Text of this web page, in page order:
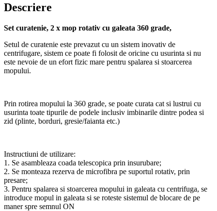
Rotative
cu
360
cu
sistem
inovativ
de
Set
de
5
Rezerve
super
absorbanta
Descriere
Set curatenie, 2 x mop rotativ cu galeata 360 grade,
Setul de curatenie este prevazut cu un sistem inovativ de
centrifugare, sistem ce poate fi folosit de oricine cu usurinta si nu
este nevoie de un efort fizic mare pentru spalarea si stoarcerea
mopului.
Prin rotirea mopului la 360 grade, se poate curata cat si lustrui cu
usurinta toate tipurile de podele inclusiv imbinarile dintre podea si
zid (plinte, borduri, gresie/faianta etc.)
Instructiuni de utilizare:
1. Se asambleaza coada telescopica prin insurubare;
2. Se monteaza rezerva de microfibra pe suportul rotativ, prin
presare;
3. Pentru spalarea si stoarcerea mopului in galeata cu centrifuga, se
introduce mopul in galeata si se roteste sistemul de blocare de pe
maner spre semnul ON